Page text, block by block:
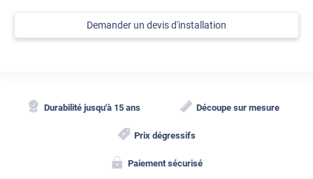
Demander un devis d'installation
Durabilité jusqu'à 15 ans Découpe sur mesure
Prix dégressifs
Paiement sécurisé